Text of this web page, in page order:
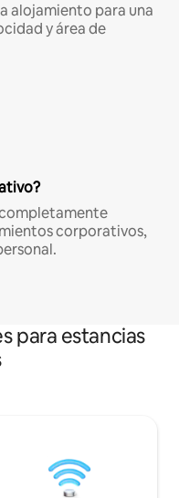
alojamiento para una
y área de
corporativos,
para estancias